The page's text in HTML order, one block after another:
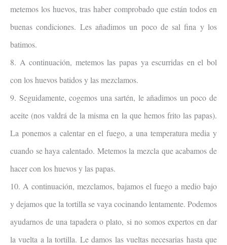
metemos los huevos, tras haber comprobado que están todos en
buenas condiciones. Les añadimos un poco de sal fina y los
batimos.
8. A continuación, metemos las papas ya escurridas en el bol
con los huevos batidos y las mezclamos.
9. Seguidamente, cogemos una sartén, le añadimos un poco de
aceite (nos valdrá de la misma en la que hemos frito las papas).
La ponemos a calentar en el fuego, a una temperatura media y
cuando se haya calentado. Metemos la mezcla que acabamos de
hacer con los huevos y las papas.
10. A continuación, mezclamos, bajamos el fuego a medio bajo
y dejamos que la tortilla se vaya cocinando lentamente. Podemos
ayudarnos de una tapadera o plato, si no somos expertos en dar
la vuelta a la tortilla. Le damos las vueltas necesarias hasta que